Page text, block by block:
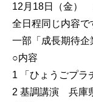
12月18日（金）
全日程同じ内容で
一部「成長期待企
○内容
1 「ひょうごプラ
2 基調講演 兵庫